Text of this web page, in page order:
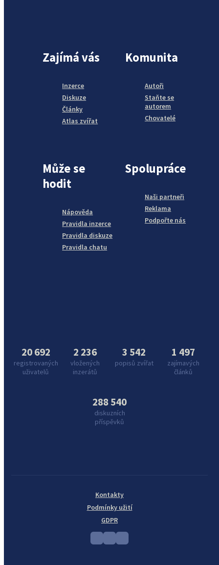
Zajímá vás
Inzerce
Diskuze
Články
Atlas zvířat
Komunita
Autoři
Staňte se
autorem
Chovatelé
Může se
hodit
Nápověda
Pravidla inzerce
Pravidla diskuze
Pravidla chatu
Spolupráce
Naši partneři
Reklama
Podpořte nás
20 692
registrovaných
uživatelů
2 236
vložených
inzerátů
3 542
popisů zvířat
1 497
zajímavých
článků
288 540
diskuzních
příspěvků
Kontakty
Podmínky užití
GDPR